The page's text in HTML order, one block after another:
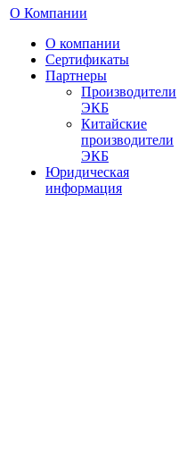
О Компании
О компании
Сертификаты
Партнеры
Производители
ЭКБ
Китайские
производители
ЭКБ
Юридическая
информация